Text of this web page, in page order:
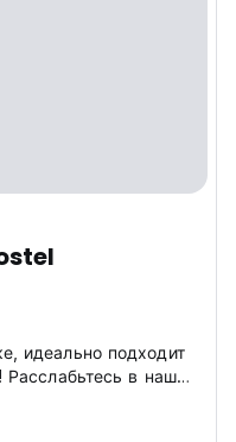
идеально подходит
в нашей
для себя
для